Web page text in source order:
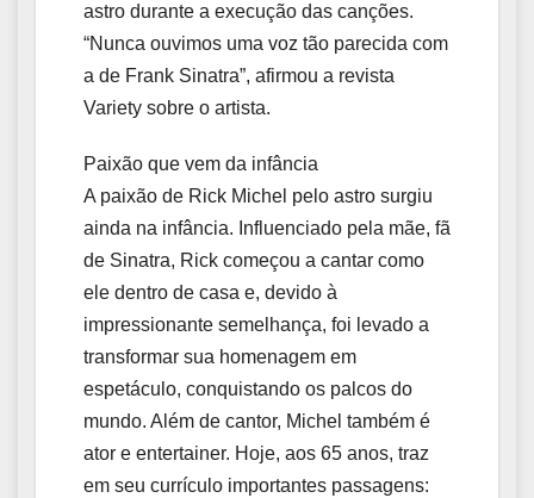
astro durante a execução das canções.
“Nunca ouvimos uma voz tão parecida com
a de Frank Sinatra”, afirmou a revista
Variety sobre o artista.
Paixão que vem da infância
A paixão de Rick Michel pelo astro surgiu
ainda na infância. Influenciado pela mãe, fã
de Sinatra, Rick começou a cantar como
ele dentro de casa e, devido à
impressionante semelhança, foi levado a
transformar sua homenagem em
espetáculo, conquistando os palcos do
mundo. Além de cantor, Michel também é
ator e entertainer. Hoje, aos 65 anos, traz
em seu currículo importantes passagens: